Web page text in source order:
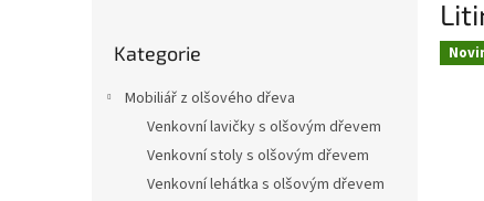
kategorie
Kategorie
Mobiliář z olšového dřeva
Venkovní lavičky s olšovým dřevem
Venkovní stoly s olšovým dřevem
Venkovní lehátka s olšovým dřevem